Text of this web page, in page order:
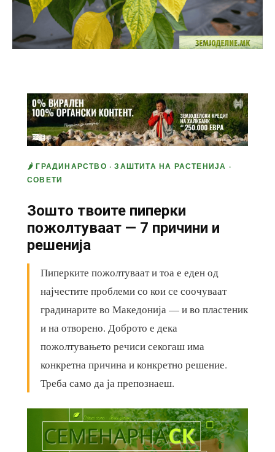
🌶️ ГРАДИНАРСТВО · ЗАШТИТА НА РАСТЕНИЈА ·
СОВЕТИ
Зошто твоите пиперки
пожолтуваат — 7 причини и
решенија
Пиперките пожолтуваат и тоа е еден од
најчестите проблеми со кои се соочуваат
градинарите во Македонија — и во пластеник
и на отворено. Доброто е дека
пожолтувањето речиси секогаш има
конкретна причина и конкретно решение.
Треба само да ја препознаеш.